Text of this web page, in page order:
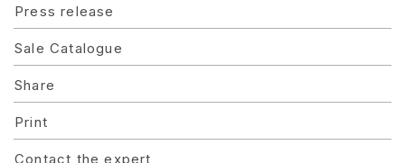
Press release
Sale Catalogue
Share
Print
Contact the expert